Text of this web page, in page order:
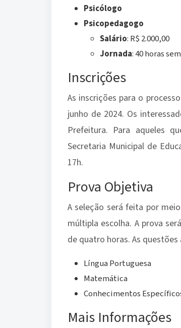
Psicólogo
Psicopedagogo
Salário: R$ 2.000,00
Jornada: 40 horas
Inscrições
As inscrições para o
junho de 2024. Os
Prefeitura. Para aqueles
Secretaria Municipal de
17h.
Prova Objetiva
A seleção será feita por
múltipla escolha. A prova
de quatro horas. As
Língua Portuguesa
Matemática
Conhecimentos
Mais Informações